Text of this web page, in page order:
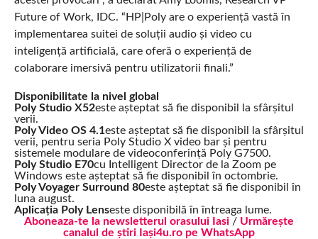
Future of Work, IDC. “HP|Poly are o experiență vastă în
implementarea suitei de soluții audio și video cu
inteligență artificială, care oferă o experiență de
colaborare imersivă pentru utilizatorii finali.”
Disponibilitate la nivel global
Poly Studio X52este așteptat să fie disponibil la sfârșitul
verii.
Poly Video OS 4.1este așteptat să fie disponibil la sfârșitul
verii, pentru seria Poly Studio X video bar și pentru
sistemele modulare de videoconferință Poly G7500.
Poly Studio E70cu Intelligent Director de la Zoom pe
Windows este așteptat să fie disponibil în octombrie.
Poly Voyager Surround 80este așteptat să fie disponibil în
luna august.
Aplicația Poly Lenseste disponibilă în întreaga lume.
Aboneaza-te la newsletterul orasului Iasi/ Urmărește
canalul de știri Iași4u.ro pe WhatsApp